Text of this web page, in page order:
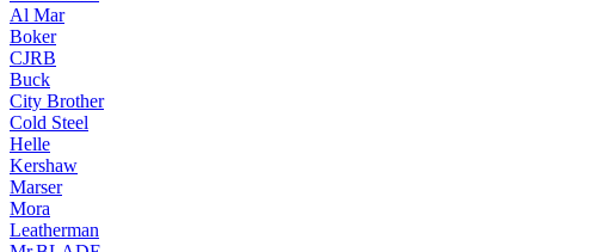
Al Mar
Boker
CJRB
Buck
City Brother
Cold Steel
Helle
Kershaw
Marser
Mora
Leatherman